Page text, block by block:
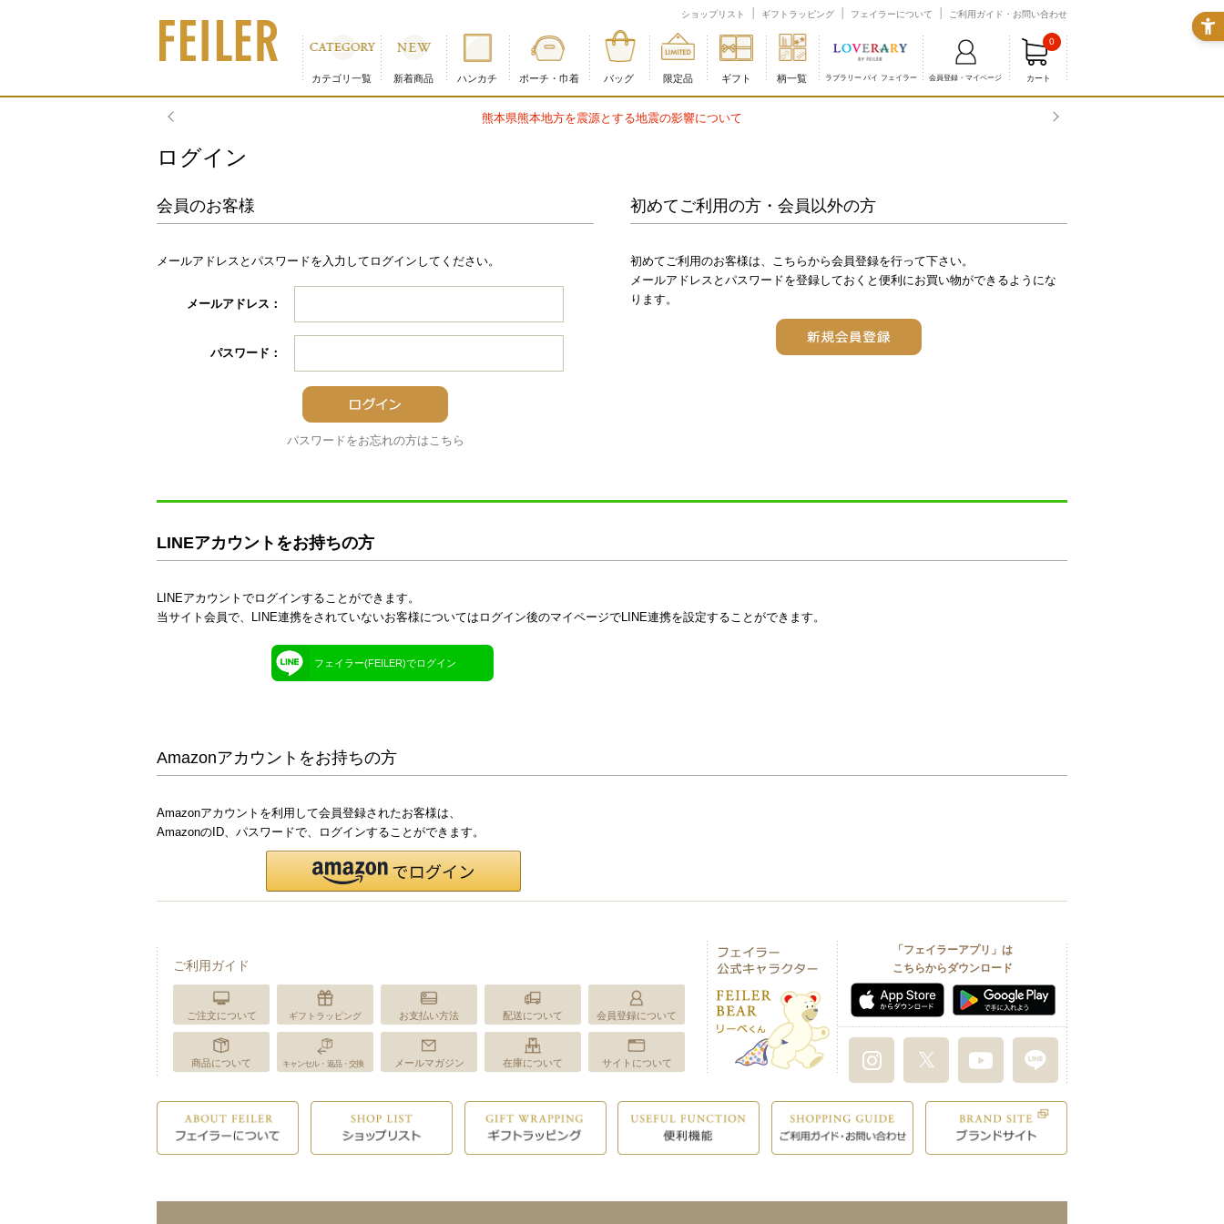
ショップリスト ギフトラッピング フェイラーについて ご利用ガイド・お問い合わせ
カテゴリ一覧 新着商品 ハンカチ ポーチ・巾着 バッグ 限定品 ギフト 柄一覧 ラブラリー バイ フェイラー 会員登録・マイページ カート
0
熊本県熊本地方を震源とする地震の影響について
ログイン
会員のお客様
メールアドレスとパスワードを入力してログインしてください。
メールアドレス：
パスワード：
パスワードをお忘れの方はこちら
初めてご利用の方・会員以外の方
初めてご利用のお客様は、こちらから会員登録を行って下さい。
メールアドレスとパスワードを登録しておくと便利にお買い物ができるようにな
ります。
LINEアカウントをお持ちの方
LINEアカウントでログインすることができます。
当サイト会員で、LINE連携をされていないお客様についてはログイン後のマイページでLINE連携を設定することができます。
フェイラー(FEILER)でログイン
Amazonアカウントをお持ちの方
Amazonアカウントを利用して会員登録されたお客様は、
AmazonのID、パスワードで、ログインすることができます。
ご利用ガイド
ご注文について ギフトラッピング お支払い方法 配送について 会員登録について
商品について キャンセル・返品・交換 メールマガジン 在庫について サイトについて
「フェイラーアプリ」は
こちらからダウンロード